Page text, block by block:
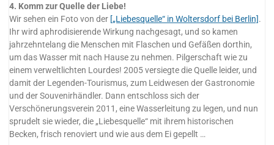
4. Komm zur Quelle der Liebe!
Wir sehen ein Foto von der [„Liebesquelle“ in Woltersdorf bei Berlin].
Ihr wird aphrodisierende Wirkung nachgesagt, und so kamen
jahrzehntelang die Menschen mit Flaschen und Gefäßen dorthin,
um das Wasser mit nach Hause zu nehmen. Pilgerschaft wie zu
einem verweltlichten Lourdes! 2005 versiegte die Quelle leider, und
damit der Legenden-Tourismus, zum Leidwesen der Gastronomie
und der Souvenirhändler. Dann entschloss sich der
Verschönerungsverein 2011, eine Wasserleitung zu legen, und nun
sprudelt sie wieder, die „Liebesquelle“ mit ihrem historischen
Becken, frisch renoviert und wie aus dem Ei gepellt …